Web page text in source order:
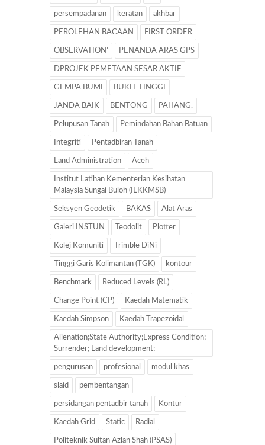
persempadanan keratan akhbar
PEROLEHAN BACAAN FIRST ORDER
OBSERVATION’ PENANDA ARAS GPS
DPROJEK PEMETAAN SESAR AKTIF
GEMPA BUMI BUKIT TINGGI
JANDA BAIK BENTONG PAHANG.
Pelupusan Tanah Pemindahan Bahan Batuan
Integriti Pentadbiran Tanah
Land Administration Aceh
Institut Latihan Kementerian Kesihatan
Malaysia Sungai Buloh (ILKKMSB)
Seksyen Geodetik BAKAS Alat Aras
Galeri INSTUN Teodolit Plotter
Kolej Komuniti Trimble DiNi
Tinggi Garis Kolimantan (TGK) kontour
Benchmark Reduced Levels (RL)
Change Point (CP) Kaedah Matematik
Kaedah Simpson Kaedah Trapezoidal
Alienation;State Authority;Express Condition;
Surrender; Land development;
pengurusan profesional modul khas
slaid pembentangan
persidangan pentadbir tanah Kontur
Kaedah Grid Static Radial
Politeknik Sultan Azlan Shah (PSAS)